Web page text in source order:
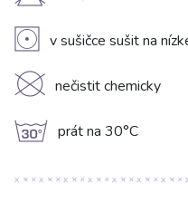
V v sušičce sušit na
K nečistit chemicky
g prát na 30°C